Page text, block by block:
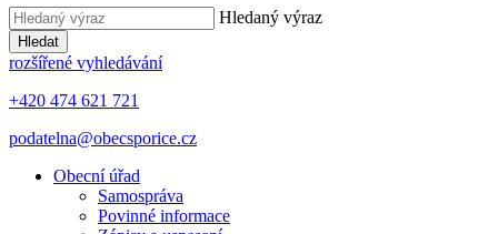
Hledaný výraz
Hledat
rozšířené vyhledávání
+420 474 621 721
podatelna@obecsporice.cz
Obecní úřad
Samospráva
Povinné informace